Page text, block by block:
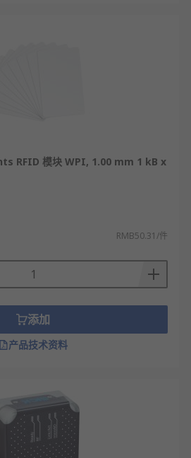
RFID 模块 WPI, 1.00 mm 1 kB x
RMB50.31/件
添加
产品技术资料